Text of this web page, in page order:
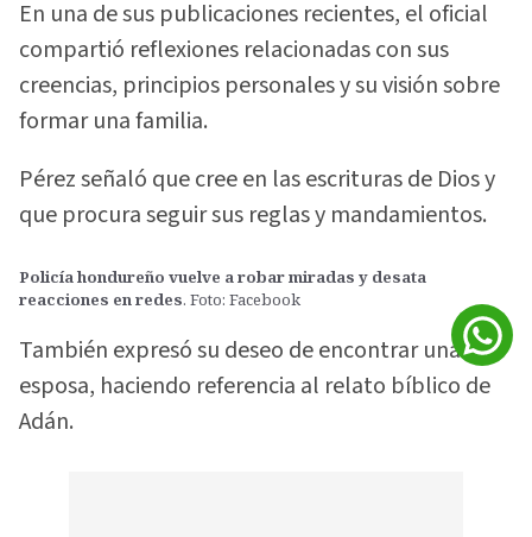
En una de sus publicaciones recientes, el oficial
compartió reflexiones relacionadas con sus
creencias, principios personales y su visión sobre
formar una familia.
Pérez señaló que cree en las escrituras de Dios y
que procura seguir sus reglas y mandamientos.
Policía hondureño vuelve a robar miradas y desata
reacciones en redes. Foto: Facebook
También expresó su deseo de encontrar una
esposa, haciendo referencia al relato bíblico de
Adán.